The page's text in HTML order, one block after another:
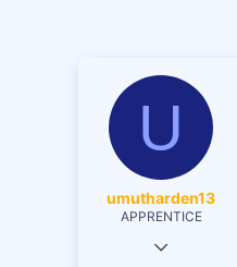
U
umutharden13
APPRENTICE
5 Şub 2021